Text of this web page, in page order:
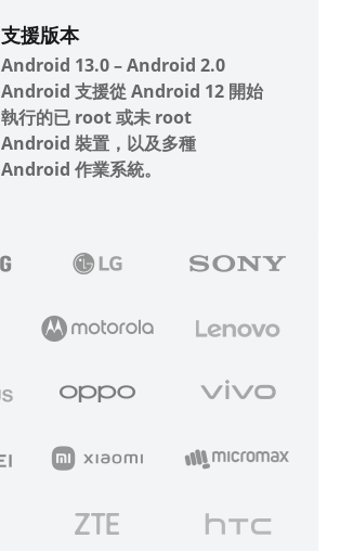
支援版本
Android 13.0 – Android 2.0
Android 支援從 Android 12 開始
執行的已 root 或未 root
Android 裝置，以及多種
Android 作業系統。